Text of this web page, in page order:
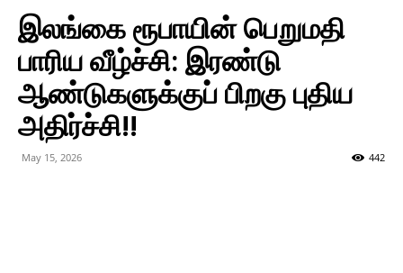
இலங்கை ரூபாயின் பெறுமதி
பாரிய வீழ்ச்சி: இரண்டு
ஆண்டுகளுக்குப் பிறகு புதிய
அதிர்ச்சி!!
May 15, 2026 442